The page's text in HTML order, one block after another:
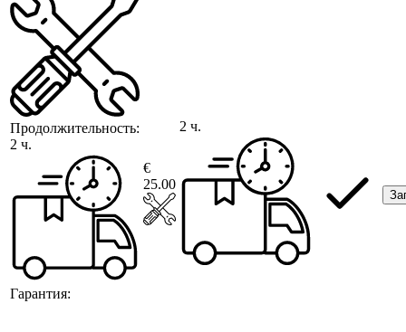
Продолжительность:
2 ч.
Гарантия:
€
25.00
2 ч.